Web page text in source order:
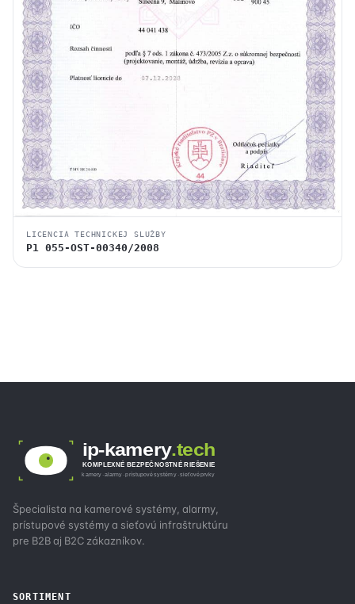
LICENCIA TECHNICKEJ SLUŽBY
P1 055-OST-00340/2008
ip-kamery.tech
KOMPLEXNÉ BEZPEČNOSTNÉ RIEŠENIE
kamery · alarmy · prístupové systémy · sieťové prvky
Špecialista na kamerové systémy, alarmy,
prístupové systémy a sieťovú infraštruktúru
pre B2B aj B2C zákazníkov.
SORTIMENT